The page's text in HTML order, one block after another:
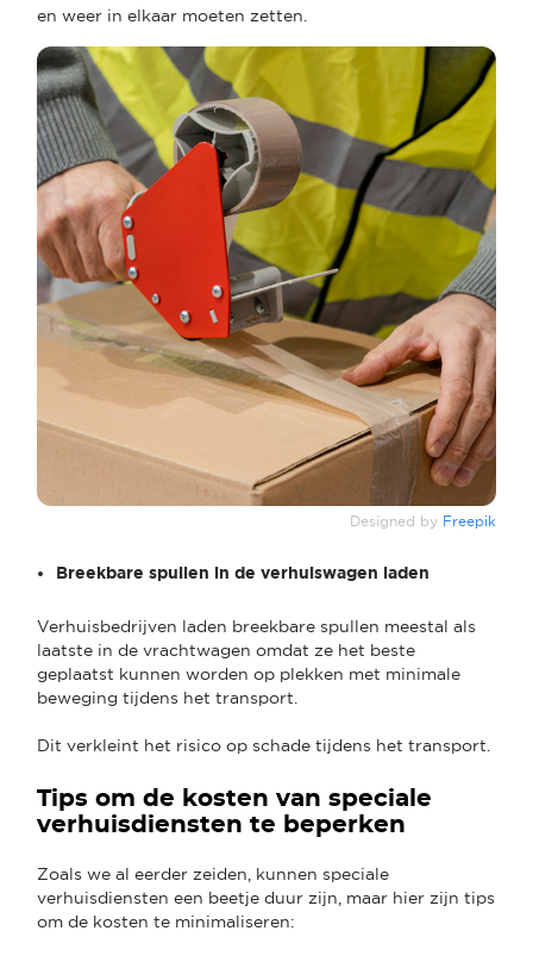
en weer in elkaar moeten zetten.
Designed by Freepik
Breekbare spullen in de verhuiswagen laden
Verhuisbedrijven laden breekbare spullen meestal als
laatste in de vrachtwagen omdat ze het beste
geplaatst kunnen worden op plekken met minimale
beweging tijdens het transport.
Dit verkleint het risico op schade tijdens het transport.
Tips om de kosten van speciale
verhuisdiensten te beperken
Zoals we al eerder zeiden, kunnen speciale
verhuisdiensten een beetje duur zijn, maar hier zijn tips
om de kosten te minimaliseren: